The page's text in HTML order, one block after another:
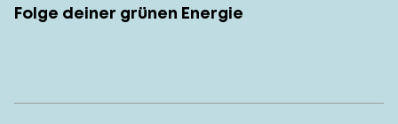
Folge deiner grünen Energie